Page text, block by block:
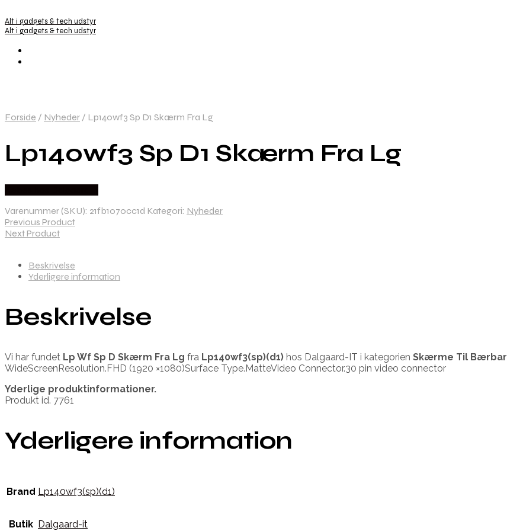
Alt i gadgets & tech udstyr
Alt i gadgets & tech udstyr
Forside / Nyheder / Lp140wf3 Sp D1 Skærm Fra Lg
Lp140wf3 Sp D1 Skærm Fra Lg
Varenummer (SKU): 21fb1070cc1d Kategori: Nyheder
Previous Product
Next Product
Beskrivelse
Yderligere information
Beskrivelse
Vi har fundet Lp Wf Sp D Skærm Fra Lg fra Lp140wf3(sp)(d1) hos Dalgaard-IT i kategorien Skærme Til Bærbar
WideScreenResolution.FHD (1920 ×1080)Surface Type.MatteVideo Connector.30 pin video connector
Yderlige produktinformationer.
Produkt id. 7761
Yderligere information
Brand Lp140wf3(sp)(d1)
Butik Dalgaard-it